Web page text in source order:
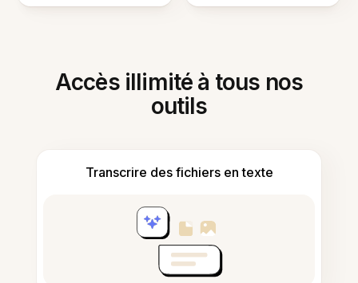
Accès illimité à tous nos
outils
Transcrire des fichiers en texte